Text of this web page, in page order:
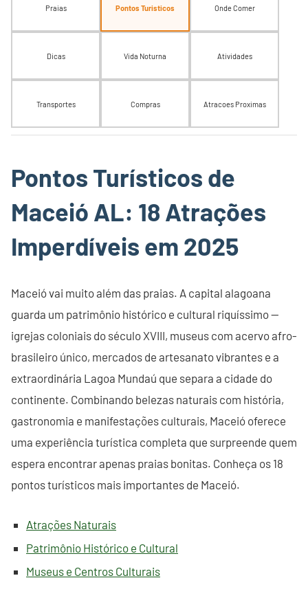
Praias Pontos Turisticos Onde Comer
Dicas Vida Noturna Atividades
Transportes Compras Atracoes Proximas
Pontos Turísticos de
Maceió AL: 18 Atrações
Imperdíveis em 2025
Maceió vai muito além das praias. A capital alagoana
guarda um patrimônio histórico e cultural riquíssimo —
igrejas coloniais do século XVIII, museus com acervo afro-
brasileiro único, mercados de artesanato vibrantes e a
extraordinária Lagoa Mundaú que separa a cidade do
continente. Combinando belezas naturais com história,
gastronomia e manifestações culturais, Maceió oferece
uma experiência turística completa que surpreende quem
espera encontrar apenas praias bonitas. Conheça os 18
pontos turísticos mais importantes de Maceió.
Atrações Naturais
Patrimônio Histórico e Cultural
Museus e Centros Culturais